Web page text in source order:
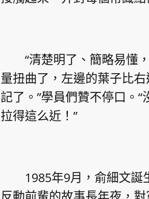
“清楚明了、簡略易懂，
量扭曲了，左邊的葉子比
記了。”學員們贊不停口。
拉得這么近！”
1985年9月，俞細文誕